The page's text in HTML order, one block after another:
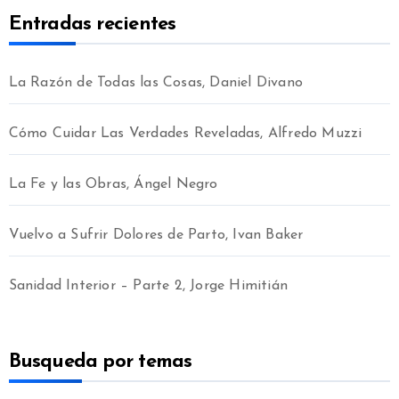
Entradas recientes
La Razón de Todas las Cosas, Daniel Divano
Cómo Cuidar Las Verdades Reveladas, Alfredo Muzzi
La Fe y las Obras, Ángel Negro
Vuelvo a Sufrir Dolores de Parto, Ivan Baker
Sanidad Interior – Parte 2, Jorge Himitián
Busqueda por temas